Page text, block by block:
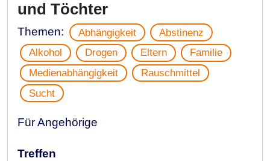
und Töchter
Themen: Abhängigkeit
Abstinenz
Alkohol
Drogen Eltern
Familie
Medienabhängigkeit
Rauschmittel
Sucht
Für Angehörige
Treffen